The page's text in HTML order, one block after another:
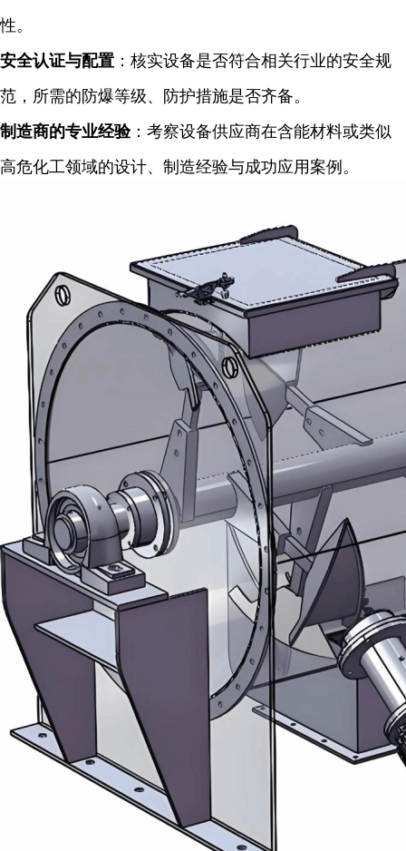
性。
安全认证与配置 ：核实设备是否符合相关行业的安全规
范，所需的防爆等级、防护措施是否齐备。
制造商的专业经验：考察设备供应商在含能材料或类似
高危化工领域的设计、制造经验与成功应用案例。